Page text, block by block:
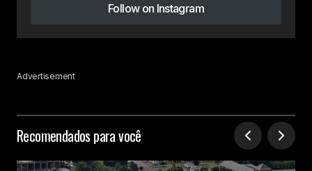
Follow on Instagram
Advertisement
Recomendados para você